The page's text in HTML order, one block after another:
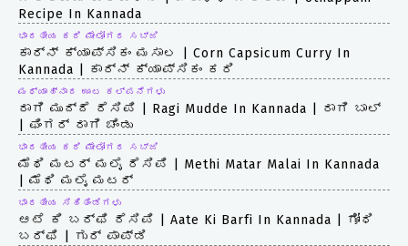
Recipe In Kannada
ಭಾರತೀಯ ಕರಿ ಮೇಲೋಗರ ಸಬ್ಜಿ
ಕಾರ್ನ್ ಕ್ಯಾಪ್ಸಿಕಂ ಮಸಾಲ | Corn Capsicum Curry In
Kannada | ಕಾರ್ನ್ ಕ್ಯಾಪ್ಸಿಕಂ ಕರಿ
ಮಧ್ಯಾಹ್ನಾದ ಊಟ ಕಲ್ಪನೆಗಳು
ರಾಗಿ ಮುದ್ದೆ ರೆಸಿಪಿ | Ragi Mudde In Kannada | ರಾಗಿ ಬಾಲ್
| ಫಿಂಗರ್ ರಾಗಿ ಚೆಂಡು
ಭಾರತೀಯ ಕರಿ ಮೇಲೋಗರ ಸಬ್ಜಿ
ಮೆಥಿ ಮಟರ್ ಮಲೈ ರೆಸಿಪಿ | Methi Matar Malai In Kannada
| ಮೆಥಿ ಮಲೈ ಮಟರ್
ಭಾರತೀಯ ಸಿಹಿತಿಂಡಿಗಳು
ಆಟೆ ಕಿ ಬರ್ಫಿ ರೆಸಿಪಿ | Aate Ki Barfi In Kannada | ಗೋಧಿ
ಬರ್ಫಿ | ಗುರ್ ಪಾಪ್ಡಿ